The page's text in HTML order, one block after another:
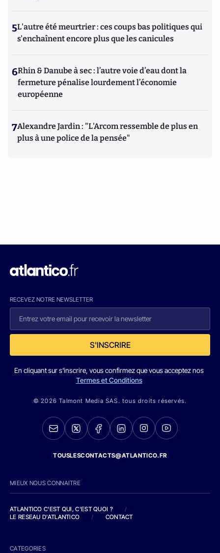
5L'autre été meurtrier : ces coups bas politiques qui
s'enchaînent encore plus que les canicules
6Rhin & Danube à sec : l’autre voie d’eau dont la
fermeture pénalise lourdement l’économie
européenne
7Alexandre Jardin : "L'Arcom ressemble de plus en
plus à une police de la pensée"
RECEVEZ NOTRE NEWSLETTER
S'INSCRIRE
En cliquant sur s'inscrire, vous confirmez que vous acceptez nos
Termes et Conditions
© 2026 Talmont Media SAS. tous droits réservés.
TOUSLESCONTACTS@ATLANTICO.FR
MIEUX NOUS CONNAITRE
ATLANTICO C'EST QUI, C'EST QUOI ?
/
LE RESEAU D'ATLANTICO
/ CONTACT
CATEGORIES